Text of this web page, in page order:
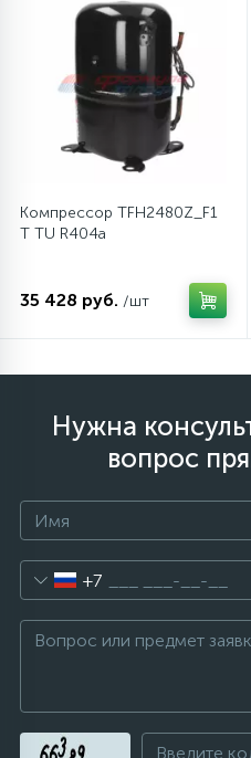
Компрессор TFH2480Z_F1
T TU R404a
35 428 руб. /шт
Нужна
вопрос
+7